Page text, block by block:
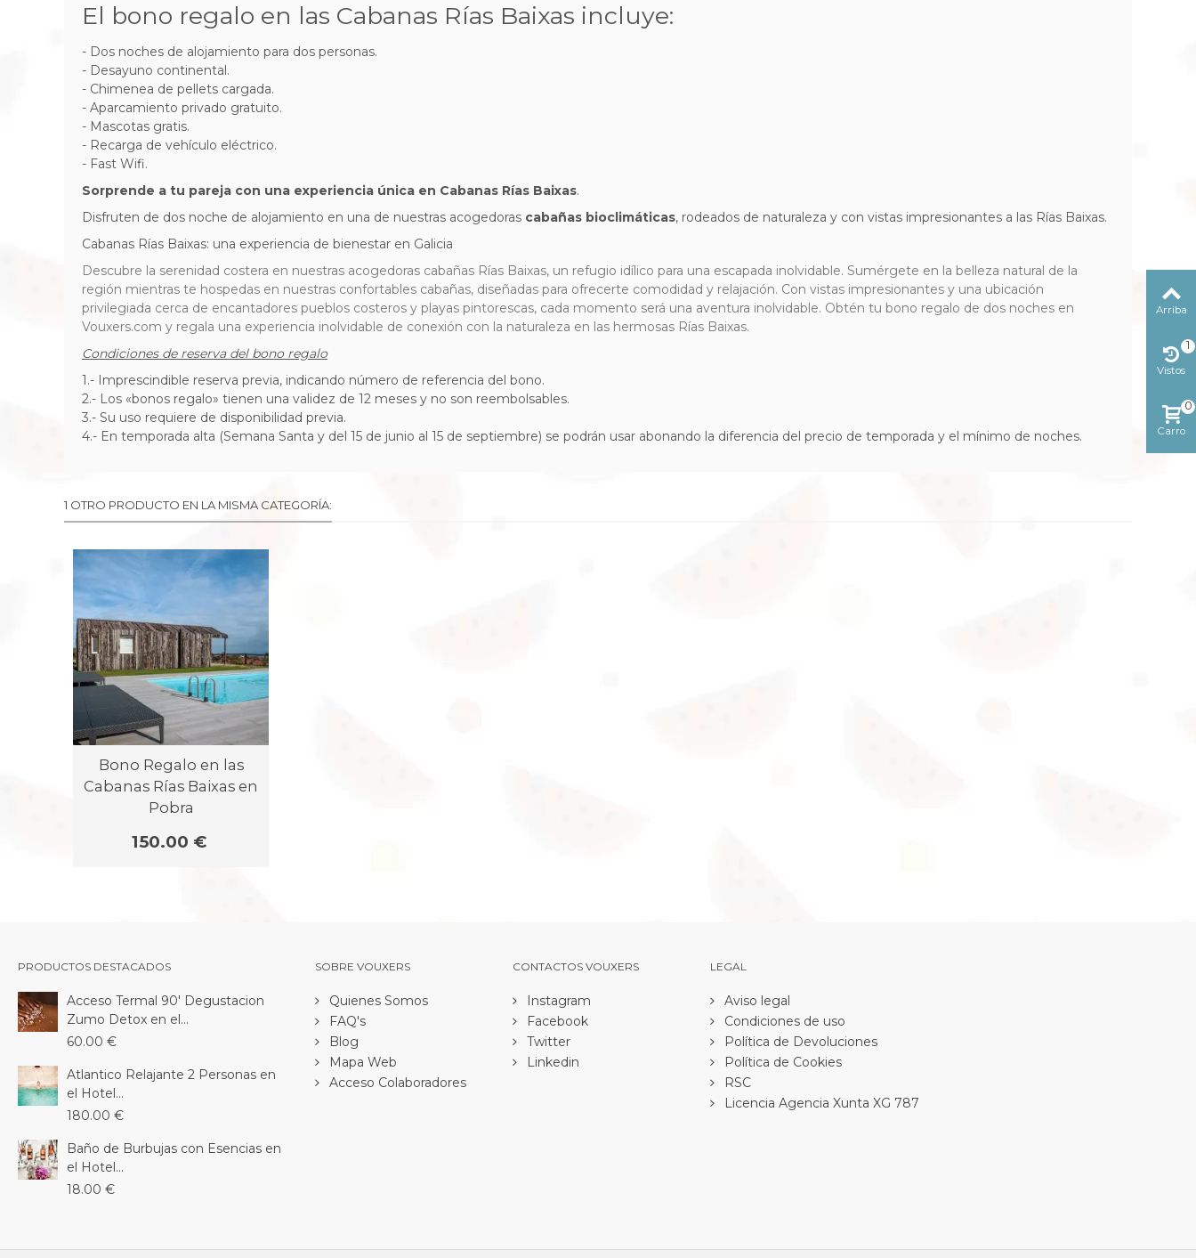
El bono regalo en las Cabanas Rías Baixas incluye:
- Dos noches de alojamiento para dos personas.
- Desayuno continental.
- Chimenea de pellets cargada.
- Aparcamiento privado gratuito.
- Mascotas gratis.
- Recarga de vehículo eléctrico.
- Fast Wifi.
Sorprende a tu pareja con una experiencia única en Cabanas Rías Baixas.
Disfruten de dos noche de alojamiento en una de nuestras acogedoras cabañas bioclimáticas, rodeados de naturaleza y con vistas impresionantes a las Rías Baixas.
Cabanas Rías Baixas: una experiencia de bienestar en Galicia
Descubre la serenidad costera en nuestras acogedoras cabañas Rías Baixas, un refugio idílico para una escapada inolvidable. Sumérgete en la belleza natural de la
región mientras te hospedas en nuestras confortables cabañas, diseñadas para ofrecerte comodidad y relajación. Con vistas impresionantes y una ubicación
privilegiada cerca de encantadores pueblos costeros y playas pintorescas, cada momento será una aventura inolvidable. Obtén tu bono regalo de dos noches en
Vouxers.com y regala una experiencia inolvidable de conexión con la naturaleza en las hermosas Rías Baixas.
Condiciones de reserva del bono regalo
1.- Imprescindible reserva previa, indicando número de referencia del bono.
2.- Los «bonos regalo» tienen una validez de 12 meses y no son reembolsables.
3.- Su uso requiere de disponibilidad previa.
4.- En temporada alta (Semana Santa y del 15 de junio al 15 de septiembre) se podrán usar abonando la diferencia del precio de temporada y el mínimo de noches.
1 OTRO PRODUCTO EN LA MISMA CATEGORÍA:
Bono Regalo en las
Cabanas Rías Baixas en
Pobra
150.00 €
PRODUCTOS DESTACADOS
Acceso Termal 90' Degustacion
Zumo Detox en el...
60.00 €
Atlantico Relajante 2 Personas en
el Hotel...
180.00 €
Baño de Burbujas con Esencias en
el Hotel...
18.00 €
SOBRE VOUXERS
Quienes Somos
FAQ's
Blog
Mapa Web
Acceso Colaboradores
CONTACTOS VOUXERS
Instagram
Facebook
Twitter
Linkedin
LEGAL
Aviso legal
Condiciones de uso
Política de Devoluciones
Política de Cookies
RSC
Licencia Agencia Xunta XG 787
Arriba
Vistos
1
Carro
0